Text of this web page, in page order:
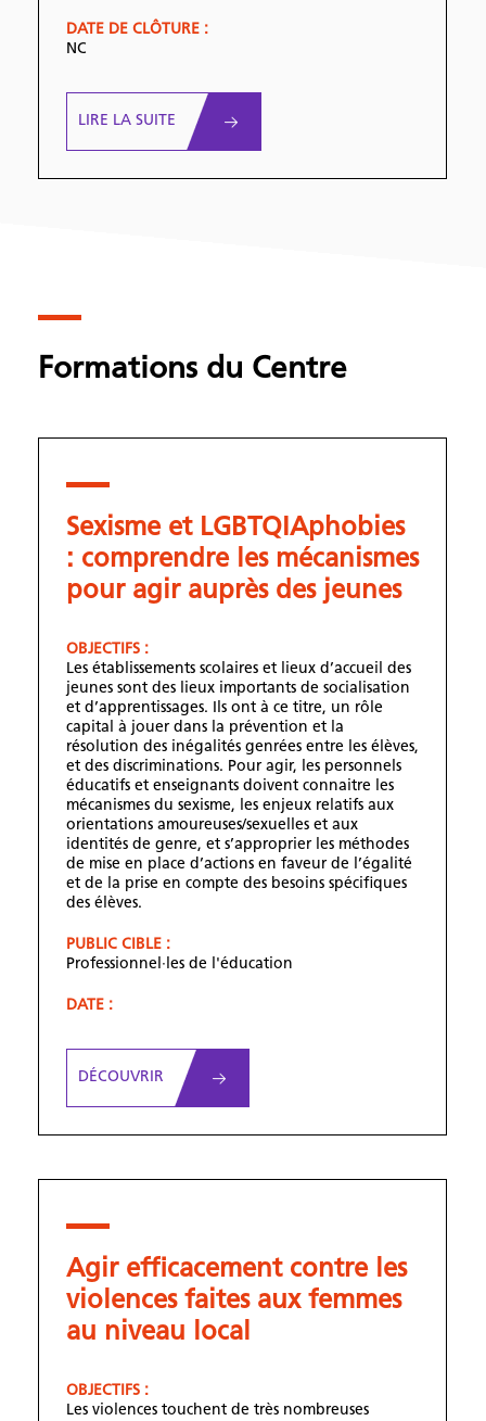
DATE DE CLÔTURE :
NC
LIRE LA SUITE
Formations du Centre
Sexisme et LGBTQIAphobies
: comprendre les mécanismes
pour agir auprès des jeunes
OBJECTIFS :
Les établissements scolaires et lieux d’accueil des
jeunes sont des lieux importants de socialisation
et d’apprentissages. Ils ont à ce titre, un rôle
capital à jouer dans la prévention et la
résolution des inégalités genrées entre les élèves,
et des discriminations. Pour agir, les personnels
éducatifs et enseignants doivent connaitre les
mécanismes du sexisme, les enjeux relatifs aux
orientations amoureuses/sexuelles et aux
identités de genre, et s’approprier les méthodes
de mise en place d’actions en faveur de l’égalité
et de la prise en compte des besoins spécifiques
des élèves.
PUBLIC CIBLE :
Professionnel·les de l'éducation
DATE :
DÉCOUVRIR
Agir efficacement contre les
violences faites aux femmes
au niveau local
OBJECTIFS :
Les violences touchent de très nombreuses